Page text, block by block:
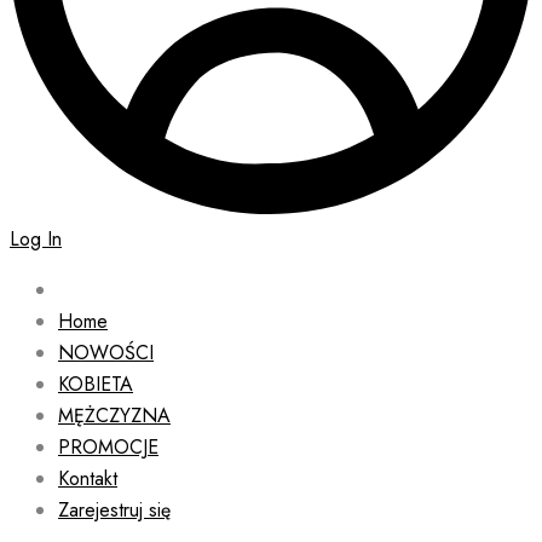
Log In
Home
NOWOŚCI
KOBIETA
MĘŻCZYZNA
PROMOCJE
Kontakt
Zarejestruj się